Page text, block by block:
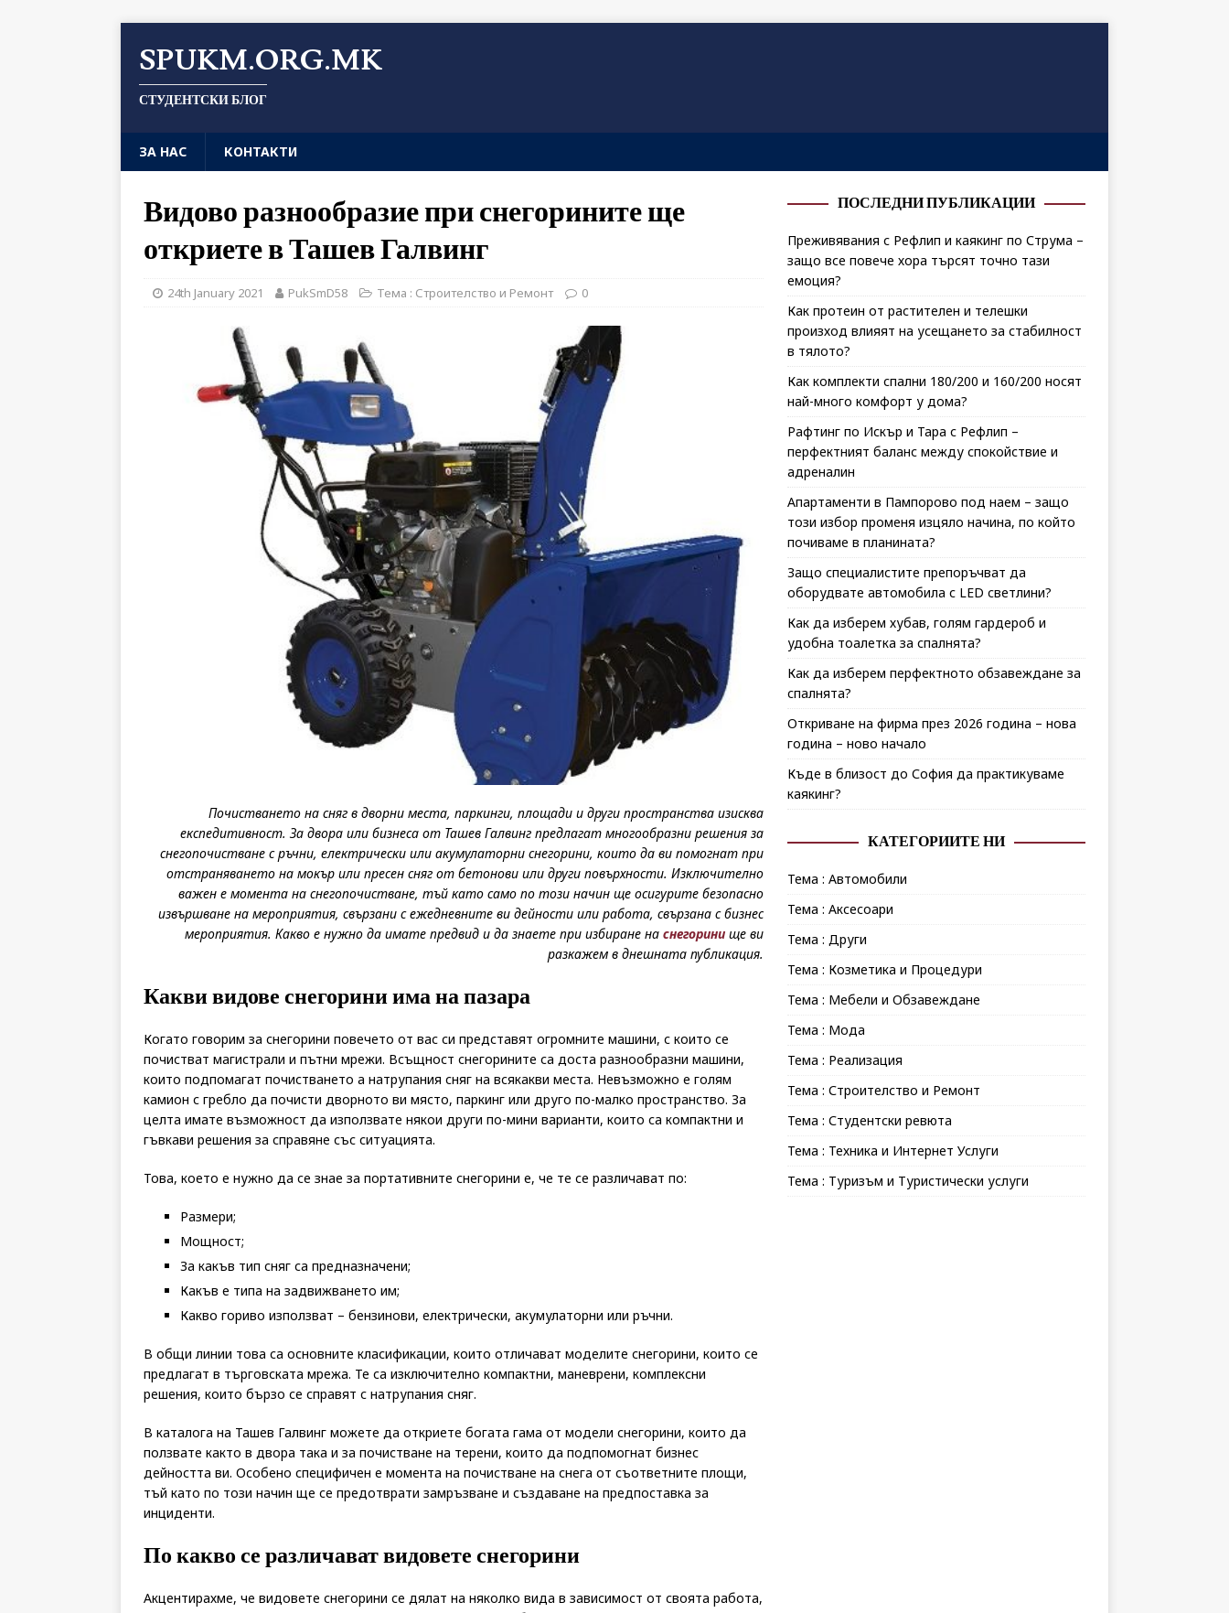
SPUKM.ORG.MK
СТУДЕНТСКИ БЛОГ
ЗА НАС КОНТАКТИ
Видово разнообразие при снегорините ще
откриете в Ташев Галвинг
24th January 2021 PukSmD58 Тема : Строителство и Ремонт 0
Почистването на сняг в дворни места, паркинги, площади и други пространства изисква
експедитивност. За двора или бизнеса от Ташев Галвинг предлагат многообразни решения за
снегопочистване с ръчни, електрически или акумулаторни снегорини, които да ви помогнат при
отстраняването на мокър или пресен сняг от бетонови или други повърхности. Изключително
важен е момента на снегопочистване, тъй като само по този начин ще осигурите безопасно
извършване на мероприятия, свързани с ежедневните ви дейности или работа, свързана с бизнес
мероприятия. Какво е нужно да имате предвид и да знаете при избиране наснегорини ще ви
разкажем в днешната публикация.
Какви видове снегорини има на пазара
Когато говорим за снегорини повечето от вас си представят огромните машини, с които се
почистват магистрали и пътни мрежи. Всъщност снегорините са доста разнообразни машини,
които подпомагат почистването а натрупания сняг на всякакви места. Невъзможно е голям
камион с гребло да почисти дворното ви място, паркинг или друго по-малко пространство. За
целта имате възможност да използвате някои други по-мини варианти, които са компактни и
гъвкави решения за справяне със ситуацията.
Това, което е нужно да се знае за портативните снегорини е, че те се различават по:
Размери;
Мощност;
За какъв тип сняг са предназначени;
Какъв е типа на задвижването им;
Какво гориво използват – бензинови, електрически, акумулаторни или ръчни.
В общи линии това са основните класификации, които отличават моделите снегорини, които се
предлагат в търговската мрежа. Те са изключително компактни, маневрени, комплексни
решения, които бързо се справят с натрупания сняг.
В каталога на Ташев Галвинг можете да откриете богата гама от модели снегорини, които да
ползвате както в двора така и за почистване на терени, които да подпомогнат бизнес
дейността ви. Особено специфичен е момента на почистване на снега от съответните площи,
тъй като по този начин ще се предотврати замръзване и създаване на предпоставка за
инциденти.
По какво се различават видовете снегорини
Акцентирахме, че видовете снегорини се дялат на няколко вида в зависимост от своята работа,
ПОСЛЕДНИ ПУБЛИКАЦИИ
Преживявания с Рефлип и каякинг по Струма –
защо все повече хора търсят точно тази
емоция?
Как протеин от растителен и телешки
произход влияят на усещането за стабилност
в тялото?
Как комплекти спални 180/200 и 160/200 носят
най-много комфорт у дома?
Рафтинг по Искър и Тара с Рефлип –
перфектният баланс между спокойствие и
адреналин
Апартаменти в Пампорово под наем – защо
този избор променя изцяло начина, по който
почиваме в планината?
Защо специалистите препоръчват да
оборудвате автомобила с LED светлини?
Как да изберем хубав, голям гардероб и
удобна тоалетка за спалнята?
Как да изберем перфектното обзавеждане за
спалнята?
Откриване на фирма през 2026 година – нова
година – ново начало
Къде в близост до София да практикуваме
каякинг?
КАТЕГОРИИТЕ НИ
Тема : Автомобили
Тема : Аксесоари
Тема : Други
Тема : Козметика и Процедури
Тема : Мебели и Обзавеждане
Тема : Мода
Тема : Реализация
Тема : Строителство и Ремонт
Тема : Студентски ревюта
Тема : Техника и Интернет Услуги
Тема : Туризъм и Туристически услуги